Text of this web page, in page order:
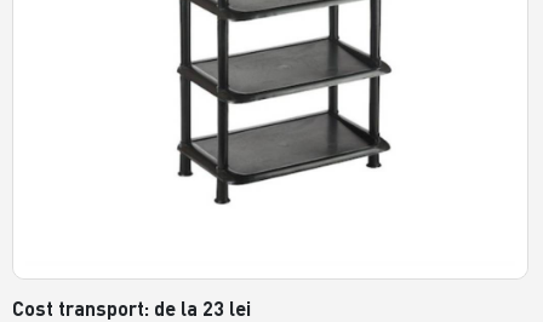
Cost transport: de la 23 lei